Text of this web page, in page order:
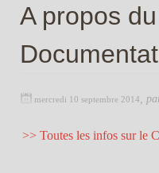
A propos
mercredi 10 septembre 2014
>> Toutes les infos sur le